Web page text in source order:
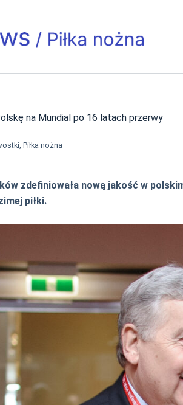
na Mundial po 16 latach przerwy
,Piłka nożna
zdefiniowała nową jakość w
piłki.